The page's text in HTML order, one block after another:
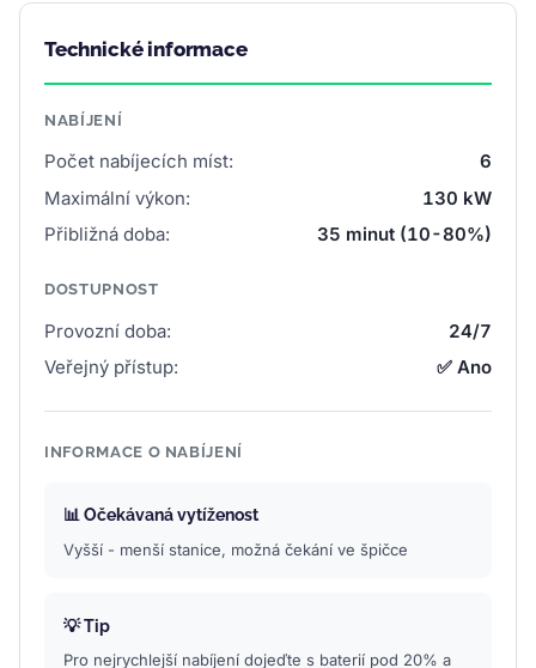
Technické informace
NABÍJENÍ
Počet nabíjecích míst:
6
Maximální výkon:
130 kW
Přibližná doba:
35 minut (10-80%)
DOSTUPNOST
Provozní doba:
24/7
Veřejný přístup:
✅ Ano
INFORMACE O NABÍJENÍ
📊 Očekávaná vytíženost
Vyšší - menší stanice, možná čekání ve špičce
💡 Tip
Pro nejrychlejší nabíjení dojeďte s baterií pod 20% a